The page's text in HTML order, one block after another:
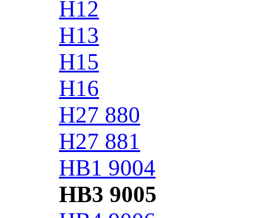
H12
H13
H15
H16
H27 880
H27 881
HB1 9004
HB3 9005